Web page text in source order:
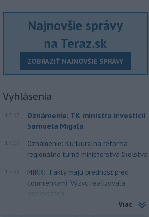
Najnovšie správy
na Teraz.sk
ZOBRAZIŤ NAJNOVŠIE SPRÁVY
Vyhlásenia
17:32
Oznámenie: TK ministra investícií
Samuela Migaľa
17:17
Oznámenie: Kurikurálna reforma -
regionálne turné ministerstva školstva
15:09
MIRRI: Fakty majú prednosť pred
domnienkami. Výzvu realizovala
samostatná...
Viac